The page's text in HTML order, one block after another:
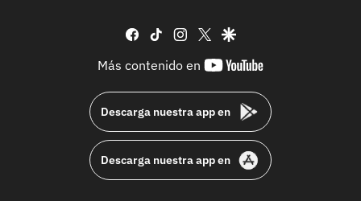
facebook
tiktok instagram
twittergoogle
Más contenido en
youtube-
Descarga nuestra app en
Descarga nuestra app en